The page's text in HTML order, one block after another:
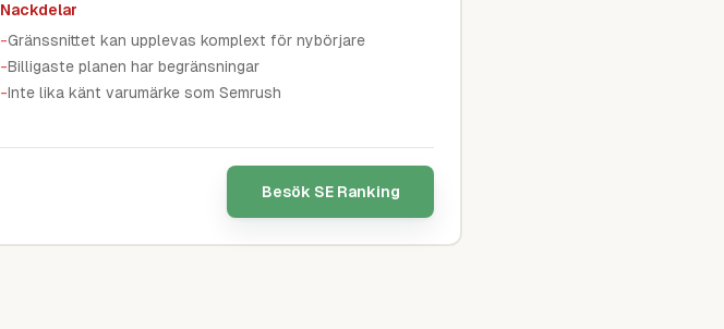
Nackdelar
-Gränssnittet kan upplevas komplext för nybörjare
-Billigaste planen har begränsningar
-Inte lika känt varumärke som Semrush
Besök SE Ranking